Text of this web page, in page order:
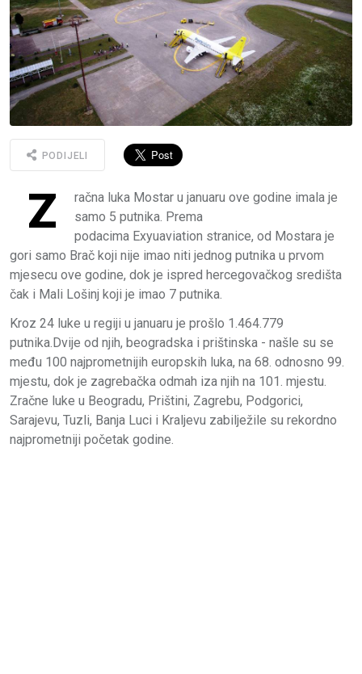
PODIJELI
Z
račna luka Mostar u januaru ove godine imala je
samo 5 putnika. Prema
podacima Exyuaviation stranice, od Mostara je
gori samo Brač koji nije imao niti jednog putnika u prvom
mjesecu ove godine, dok je ispred hercegovačkog središta
čak i Mali Lošinj koji je imao 7 putnika.
Kroz 24 luke u regiji u januaru je prošlo 1.464.779
putnika.Dvije od njih, beogradska i prištinska - našle su se
među 100 najprometnijih europskih luka, na 68. odnosno 99.
mjestu, dok je zagrebačka odmah iza njih na 101. mjestu.
Zračne luke u Beogradu, Prištini, Zagrebu, Podgorici,
Sarajevu, Tuzli, Banja Luci i Kraljevu zabilježile su rekordno
najprometniji početak godine.